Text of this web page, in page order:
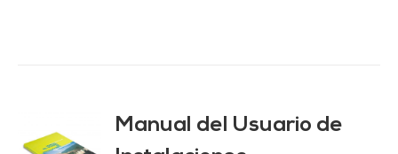
Manual del Usuario de